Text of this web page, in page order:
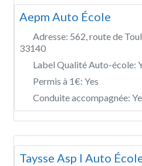
Aepm Auto École
Adresse: 562, route de
33140
Label Qualité Auto-école:
Permis à 1€: Yes
Conduite accompagnée:
Taysse Asp I Auto